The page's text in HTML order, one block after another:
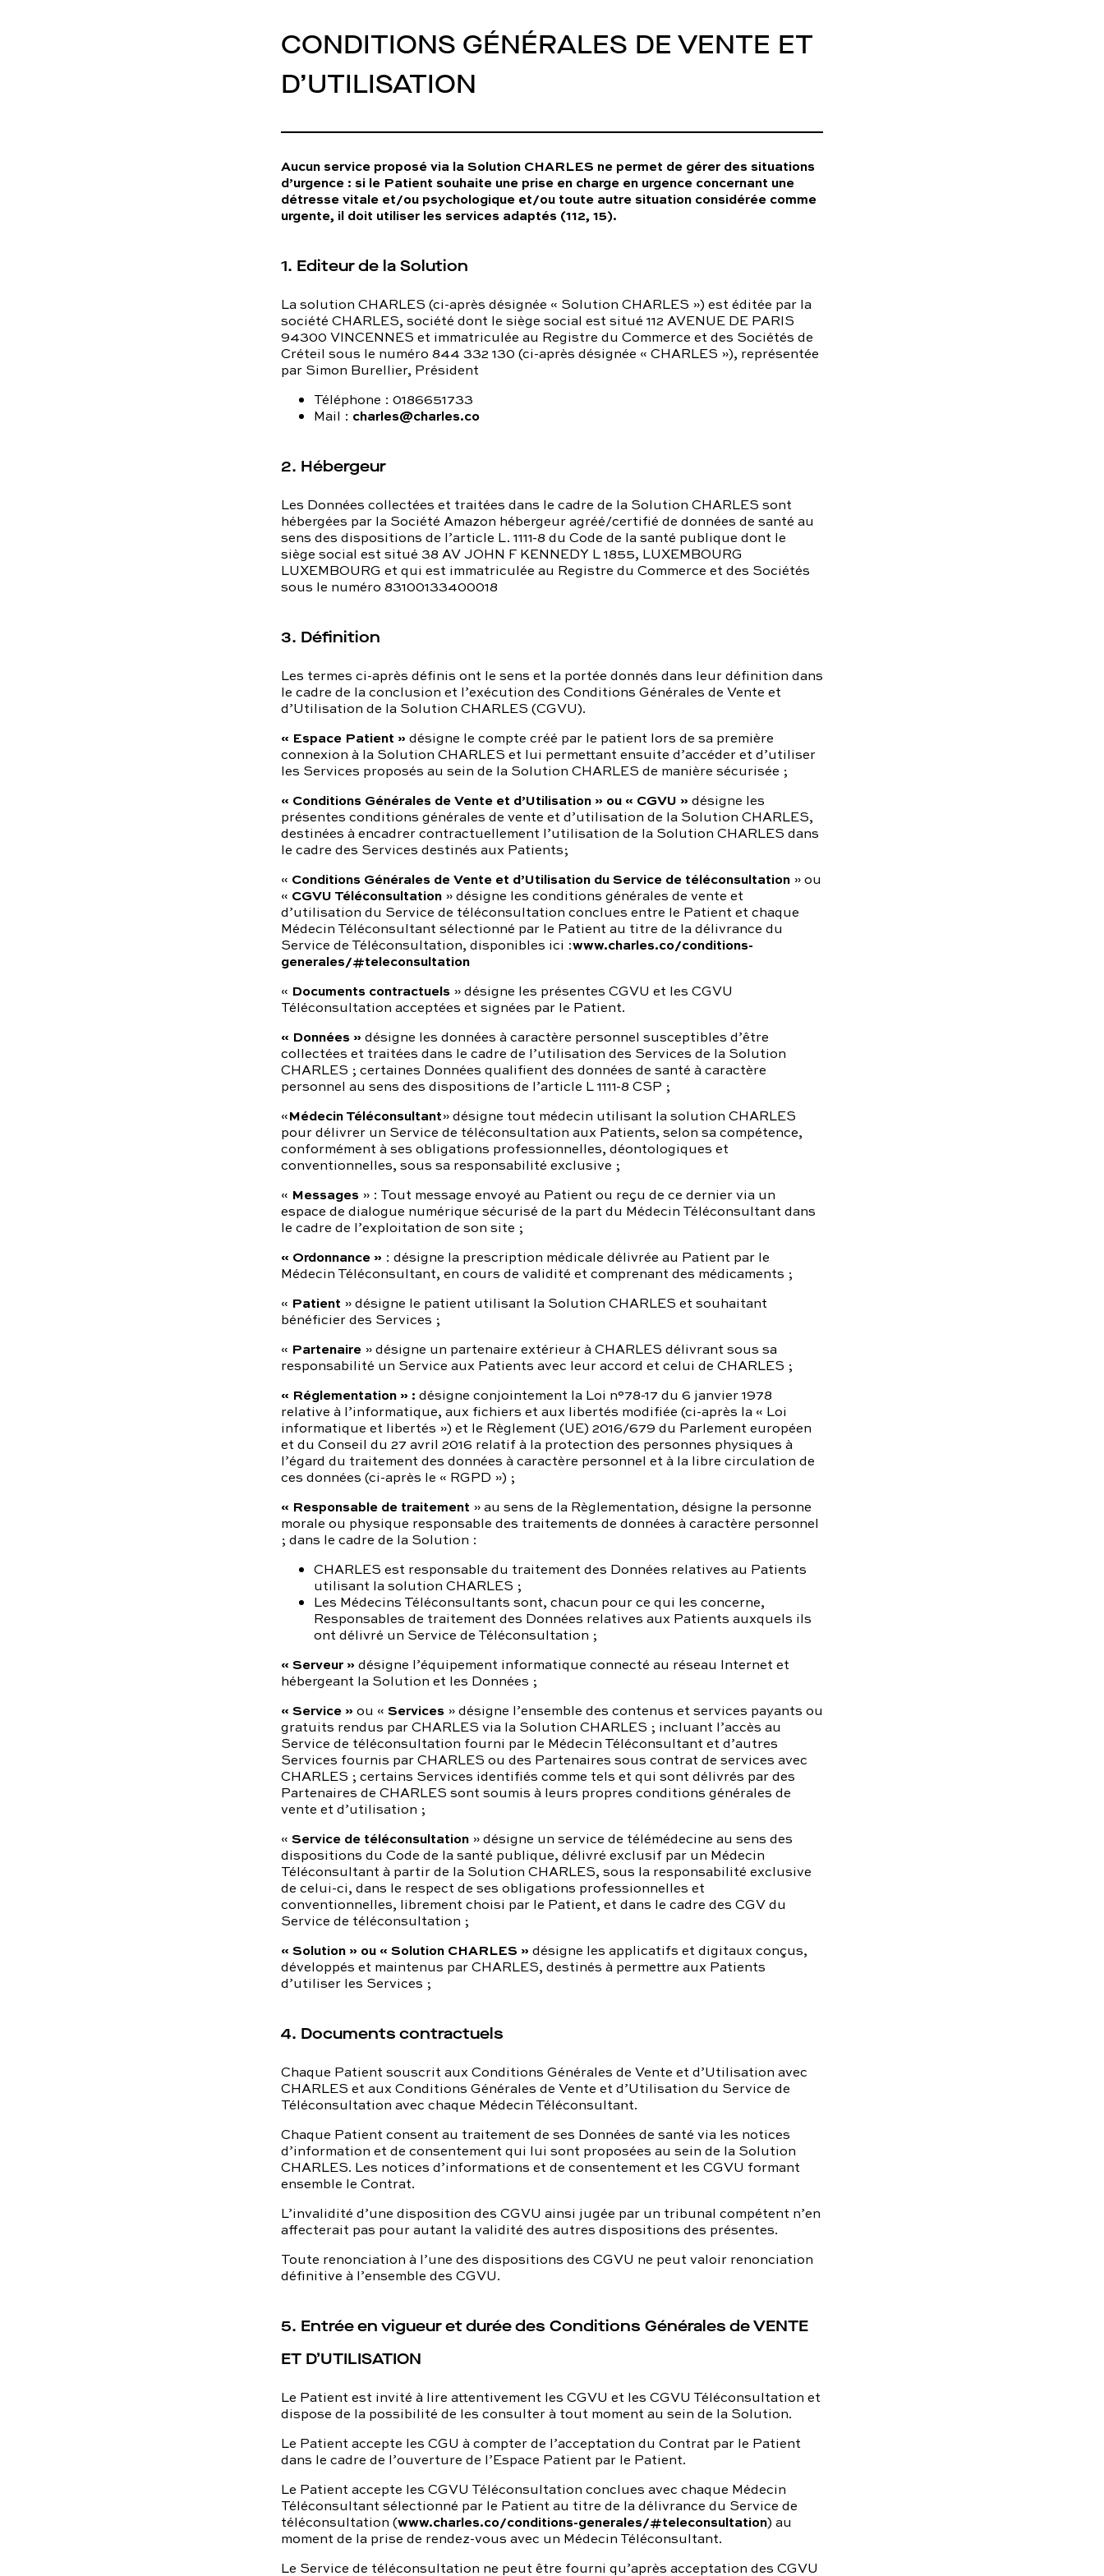
CONDITIONS GÉNÉRALES DE VENTE ET
D’UTILISATION
Aucun service proposé via la Solution CHARLES ne permet de gérer des situations
d’urgence : si le Patient souhaite une prise en charge en urgence concernant une
détresse vitale et/ou psychologique et/ou toute autre situation considérée comme
urgente, il doit utiliser les services adaptés (112, 15).
1. Editeur de la Solution
La solution CHARLES (ci-après désignée « Solution CHARLES ») est éditée par la
société CHARLES, société dont le siège social est situé 112 AVENUE DE PARIS
94300 VINCENNES et immatriculée au Registre du Commerce et des Sociétés de
Créteil sous le numéro 844 332 130 (ci-après désignée « CHARLES »), représentée
par Simon Burellier, Président
Téléphone : 0186651733
Mail : charles@charles.co
2. Hébergeur
Les Données collectées et traitées dans le cadre de la Solution CHARLES sont
hébergées par la Société Amazon hébergeur agréé/certifié de données de santé au
sens des dispositions de l’article L. 1111-8 du Code de la santé publique dont le
siège social est situé 38 AV JOHN F KENNEDY L 1855, LUXEMBOURG
LUXEMBOURG et qui est immatriculée au Registre du Commerce et des Sociétés
sous le numéro 83100133400018
3. Définition
Les termes ci-après définis ont le sens et la portée donnés dans leur définition dans
le cadre de la conclusion et l’exécution des Conditions Générales de Vente et
d’Utilisation de la Solution CHARLES (CGVU).
« Espace Patient » désigne le compte créé par le patient lors de sa première
connexion à la Solution CHARLES et lui permettant ensuite d’accéder et d’utiliser
les Services proposés au sein de la Solution CHARLES de manière sécurisée ;
« Conditions Générales de Vente et d’Utilisation » ou « CGVU » désigne les
présentes conditions générales de vente et d’utilisation de la Solution CHARLES,
destinées à encadrer contractuellement l’utilisation de la Solution CHARLES dans
le cadre des Services destinés aux Patients;
« Conditions Générales de Vente et d’Utilisation du Service de téléconsultation» ou
« CGVU Téléconsultation» désigne les conditions générales de vente et
d’utilisation du Service de téléconsultation conclues entre le Patient et chaque
Médecin Téléconsultant sélectionné par le Patient au titre de la délivrance du
Service de Téléconsultation, disponibles ici :www.charles.co/conditions-
generales/#teleconsultation
« Documents contractuels» désigne les présentes CGVU et les CGVU
Téléconsultation acceptées et signées par le Patient.
« Données » désigne les données à caractère personnel susceptibles d’être
collectées et traitées dans le cadre de l’utilisation des Services de la Solution
CHARLES ; certaines Données qualifient des données de santé à caractère
personnel au sens des dispositions de l’article L 1111-8 CSP ;
«Médecin Téléconsultant» désigne tout médecin utilisant la solution CHARLES
pour délivrer un Service de téléconsultation aux Patients, selon sa compétence,
conformément à ses obligations professionnelles, déontologiques et
conventionnelles, sous sa responsabilité exclusive ;
« Messages» : Tout message envoyé au Patient ou reçu de ce dernier via un
espace de dialogue numérique sécurisé de la part du Médecin Téléconsultant dans
le cadre de l’exploitation de son site ;
« Ordonnance » : désigne la prescription médicale délivrée au Patient par le
Médecin Téléconsultant, en cours de validité et comprenant des médicaments ;
« Patient » désigne le patient utilisant la Solution CHARLES et souhaitant
bénéficier des Services ;
« Partenaire» désigne un partenaire extérieur à CHARLES délivrant sous sa
responsabilité un Service aux Patients avec leur accord et celui de CHARLES ;
« Réglementation » : désigne conjointement la Loi n°78-17 du 6 janvier 1978
relative à l’informatique, aux fichiers et aux libertés modifiée (ci-après la « Loi
informatique et libertés ») et le Règlement (UE) 2016/679 du Parlement européen
et du Conseil du 27 avril 2016 relatif à la protection des personnes physiques à
l’égard du traitement des données à caractère personnel et à la libre circulation de
ces données (ci-après le « RGPD ») ;
« Responsable de traitement » au sens de la Règlementation, désigne la personne
morale ou physique responsable des traitements de données à caractère personnel
; dans le cadre de la Solution :
CHARLES est responsable du traitement des Données relatives au Patients
utilisant la solution CHARLES ;
Les Médecins Téléconsultants sont, chacun pour ce qui les concerne,
Responsables de traitement des Données relatives aux Patients auxquels ils
ont délivré un Service de Téléconsultation ;
« Serveur » désigne l’équipement informatique connecté au réseau Internet et
hébergeant la Solution et les Données ;
« Service » ou « Services» désigne l’ensemble des contenus et services payants ou
gratuits rendus par CHARLES via la Solution CHARLES ; incluant l’accès au
Service de téléconsultation fourni par le Médecin Téléconsultant et d’autres
Services fournis par CHARLES ou des Partenaires sous contrat de services avec
CHARLES ; certains Services identifiés comme tels et qui sont délivrés par des
Partenaires de CHARLES sont soumis à leurs propres conditions générales de
vente et d’utilisation ;
« Service de téléconsultation» désigne un service de télémédecine au sens des
dispositions du Code de la santé publique, délivré exclusif par un Médecin
Téléconsultant à partir de la Solution CHARLES, sous la responsabilité exclusive
de celui-ci, dans le respect de ses obligations professionnelles et
conventionnelles, librement choisi par le Patient, et dans le cadre des CGV du
Service de téléconsultation ;
« Solution » ou « Solution CHARLES » désigne les applicatifs et digitaux conçus,
développés et maintenus par CHARLES, destinés à permettre aux Patients
d’utiliser les Services ;
4. Documents contractuels
Chaque Patient souscrit aux Conditions Générales de Vente et d’Utilisation avec
CHARLES et aux Conditions Générales de Vente et d’Utilisation du Service de
Téléconsultation avec chaque Médecin Téléconsultant.
Chaque Patient consent au traitement de ses Données de santé via les notices
d’information et de consentement qui lui sont proposées au sein de la Solution
CHARLES. Les notices d’informations et de consentement et les CGVU formant
ensemble le Contrat.
L’invalidité d’une disposition des CGVU ainsi jugée par un tribunal compétent n’en
affecterait pas pour autant la validité des autres dispositions des présentes.
Toute renonciation à l’une des dispositions des CGVU ne peut valoir renonciation
définitive à l’ensemble des CGVU.
5. Entrée en vigueur et durée des Conditions Générales de VENTE
ET D’UTILISATION
Le Patient est invité à lire attentivement les CGVU et les CGVU Téléconsultation et
dispose de la possibilité de les consulter à tout moment au sein de la Solution.
Le Patient accepte les CGU à compter de l’acceptation du Contrat par le Patient
dans le cadre de l’ouverture de l’Espace Patient par le Patient.
Le Patient accepte les CGVU Téléconsultation conclues avec chaque Médecin
Téléconsultant sélectionné par le Patient au titre de la délivrance du Service de
téléconsultation (www.charles.co/conditions-generales/#teleconsultation) au
moment de la prise de rendez-vous avec un Médecin Téléconsultant.
Le Service de téléconsultation ne peut être fourni qu’après acceptation des CGVU